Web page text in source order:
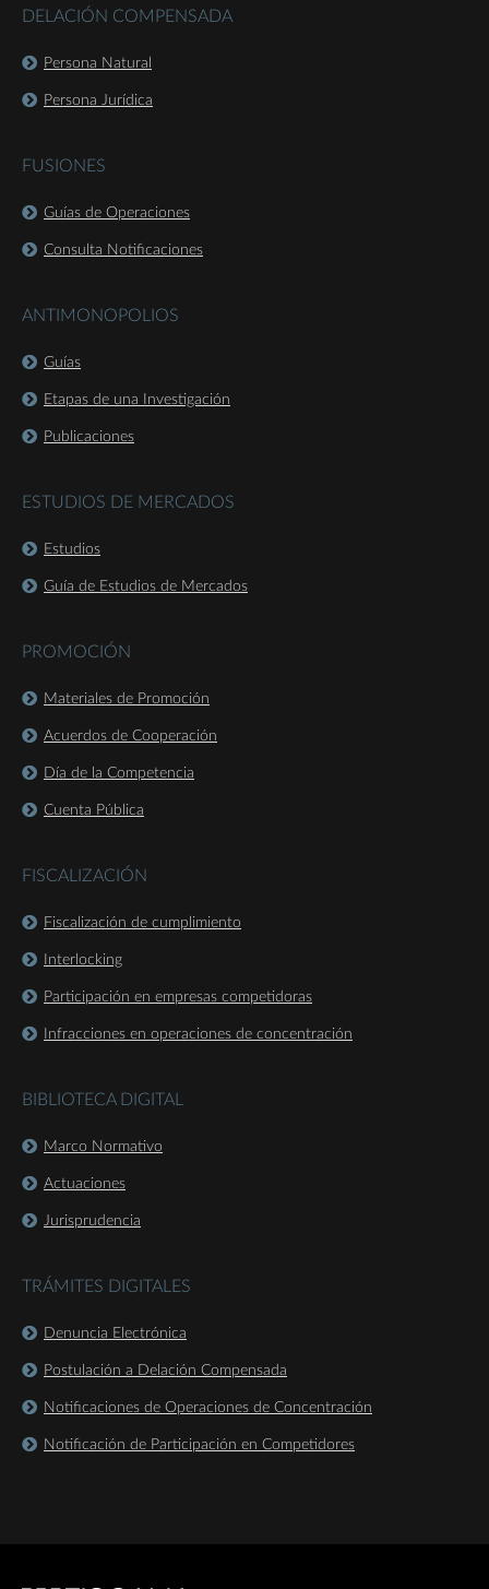
DELACIÓN COMPENSADA
Persona Natural
Persona Jurídica
FUSIONES
Guías de Operaciones
Consulta Notificaciones
ANTIMONOPOLIOS
Guías
Etapas de una Investigación
Publicaciones
ESTUDIOS DE MERCADOS
Estudios
Guía de Estudios de Mercados
PROMOCIÓN
Materiales de Promoción
Acuerdos de Cooperación
Día de la Competencia
Cuenta Pública
FISCALIZACIÓN
Fiscalización de cumplimiento
Interlocking
Participación en empresas competidoras
Infracciones en operaciones de concentración
BIBLIOTECA DIGITAL
Marco Normativo
Actuaciones
Jurisprudencia
TRÁMITES DIGITALES
Denuncia Electrónica
Postulación a Delación Compensada
Notificaciones de Operaciones de Concentración
Notificación de Participación en Competidores